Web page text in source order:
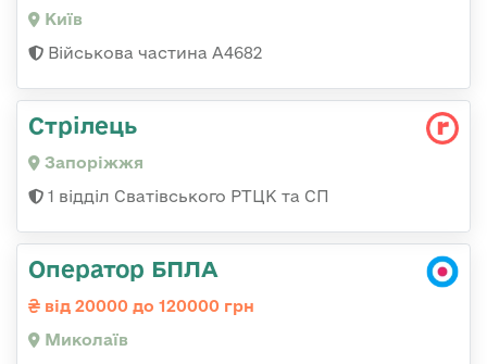
Київ
Військова частина А4682
Стрілець
Запоріжжя
1 відділ Сватівського РТЦК та СП
Оператор БПЛА
від 20000 до 120000 грн
Миколаїв